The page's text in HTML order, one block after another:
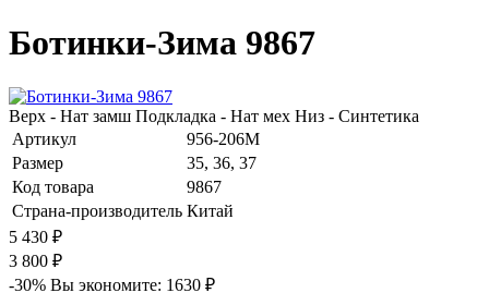
Ботинки-Зима 9867
Верх - Нат замш Подкладка - Нат мех Низ - Синтетика
Артикул
956-206M
Размер
35, 36, 37
Код товара
9867
Страна-производитель Китай
5 430 ₽
3 800 ₽
-30% Вы экономите: 1630 ₽